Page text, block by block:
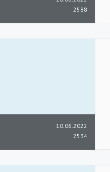
2588
10.06.2022
2534